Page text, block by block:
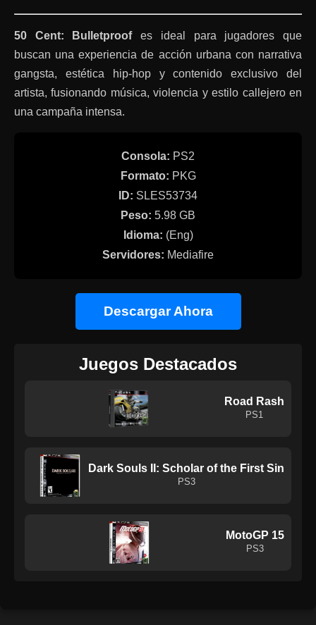
50 Cent: Bulletproofes ideal para jugadores que
buscan una experiencia de acción urbana con narrativa
gangsta, estética hip-hop y contenido exclusivo del
artista, fusionando música, violencia y estilo callejero en
una campaña intensa.
Consola: PS2
Formato: PKG
ID: SLES53734
Peso: 5.98 GB
Idioma: (Eng)
Servidores: Mediafire
Descargar Ahora
Juegos Destacados
Road Rash
PS1
Dark Souls II: Scholar of the First Sin
PS3
MotoGP 15
PS3